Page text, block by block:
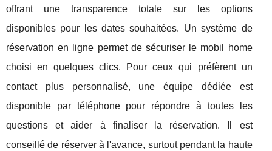
offrant une transparence totale sur les options
disponibles pour les dates souhaitées. Un système de
réservation en ligne permet de sécuriser le mobil home
choisi en quelques clics. Pour ceux qui préfèrent un
contact plus personnalisé, une équipe dédiée est
disponible par téléphone pour répondre à toutes les
questions et aider à finaliser la réservation. Il est
conseillé de réserver à l'avance, surtout pendant la haute